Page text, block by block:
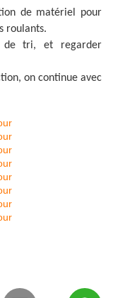
de matériel pour
roulants.
de tri, et regarder
on continue avec